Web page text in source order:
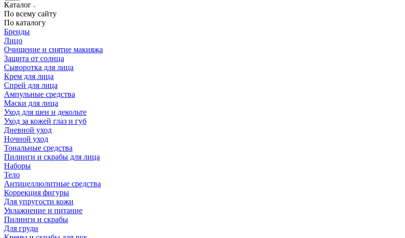
Каталог
По всему сайту
По каталогу
Бренды
Лицо
Очищение и снятие макияжа
Защита от солнца
Сыворотка для лица
Крем для лица
Спрей для лица
Ампульные средства
Маски для лица
Уход для шеи и декольте
Уход за кожей глаз и губ
Дневной уход
Ночной уход
Тональные средства
Пилинги и скрабы для лица
Наборы
Тело
Антицеллюлитные средства
Коррекция фигуры
Для упругости кожи
Увлажнение и питание
Пилинги и скрабы
Для груди